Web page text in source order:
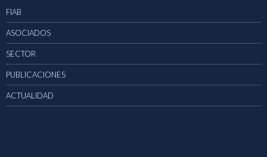
FIAB
ASOCIADOS
SECTOR
PUBLICACIONES
ACTUALIDAD